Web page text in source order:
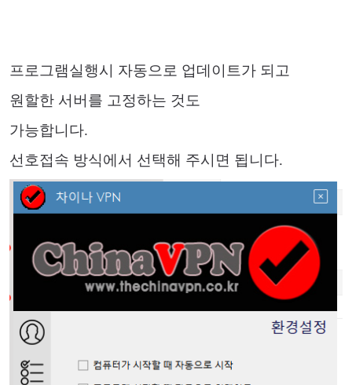
프로그램실행시 자동으로 업데이트가 되고
원할한 서버를 고정하는 것도
가능합니다.
선호접속 방식에서 선택해 주시면 됩니다.